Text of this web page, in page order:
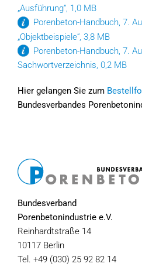
„Ausführung“, 1,0 MB
Porenbeton-Handbuch, 7.
„Objektbeispiele“, 3,8 MB
Porenbeton-Handbuch, 7.
Sachwortverzeichnis, 0,2 MB
Hier gelangen Sie zum
Bundesverbandes
Bundesverband
Porenbetonindustrie e.V.
Reinhardtstraße 14
10117 Berlin
Tel. +49 (030) 25 92 82 14